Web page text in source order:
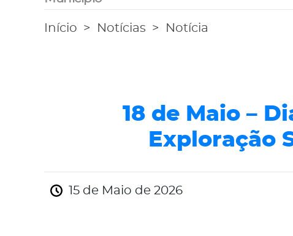
Início Notícias Notícia
18 de Maio –
Exploração
15 de Maio de 2026